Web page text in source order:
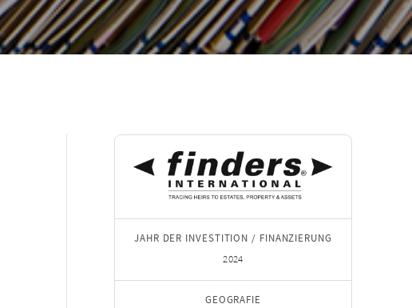
JAHR DER INVESTITION / FINANZIERUNG
2024
GEOGRAFIE